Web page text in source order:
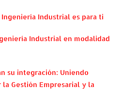
Industrial es para ti
Industrial en modalidad
su integración: Uniendo
la Gestión Empresarial y la